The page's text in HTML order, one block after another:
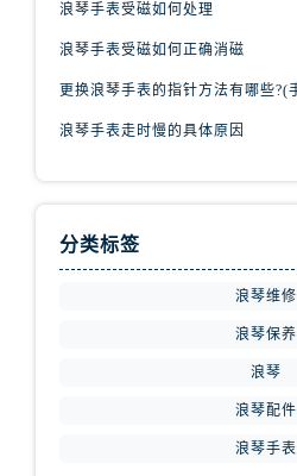
浪琴手表受磁如何处理
浪琴手表受磁如何正确消磁
浪琴手表走时慢的具体原因
分类标签
浪琴维修
浪琴保养
浪琴
浪琴配件
浪琴手表